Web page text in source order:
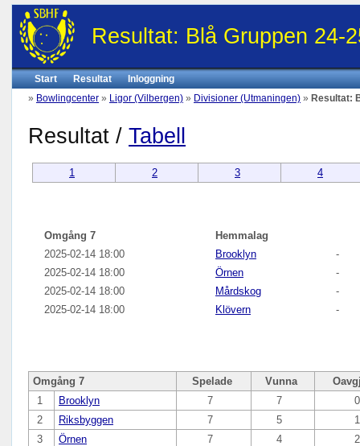
Resultat: Blå Gruppen 24-
Start Resultat
Inloggning
» Bowlingcenter » Ligor (Vilbergen) » Divisioner (Utmaningen) » Resultat:
Resultat / Tabell
1 2 3 4
Omgång 7
Hemmalag
2025-02-14 18:00
Brooklyn
-
2025-02-14 18:00
Örnen
-
2025-02-14 18:00
Mårdskog
-
2025-02-14 18:00
Klövern -
Omgång 7 Spelade Vunna
1
Brooklyn 7 7
2
Riksbyggen 7 5
3
Örnen 7 4